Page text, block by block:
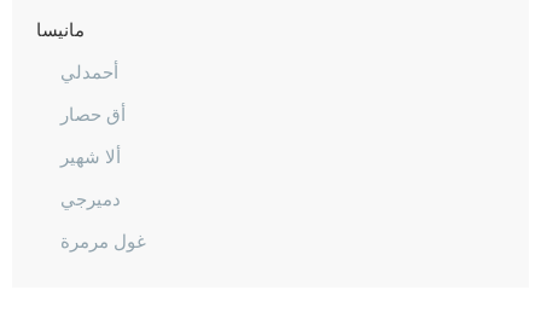
مانيسا
أحمدلي
أق حصار
ألا شهير
دميرجي
غول مرمرة